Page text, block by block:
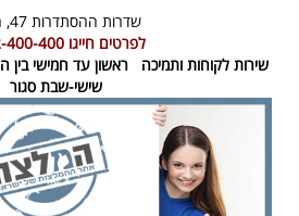
שדרות ההסתדרות 47,
לפרטים חייגו400-400
שירות לקוחות ותמיכה
שישי-שבת סגור